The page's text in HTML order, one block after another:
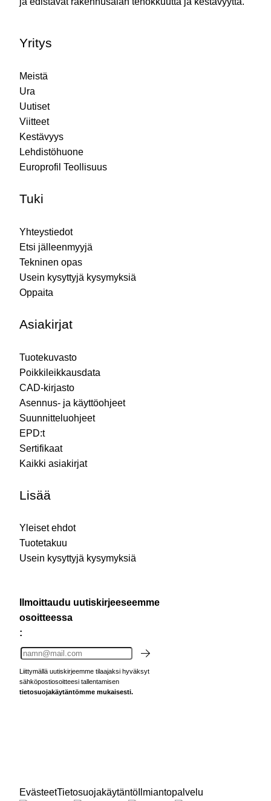
Yritys
Meistä
Ura
Uutiset
Viitteet
Kestävyys
Lehdistöhuone
Europrofil Teollisuus
Tuki
Yhteystiedot
Etsi jälleenmyyjä
Tekninen opas
Usein kysyttyjä kysymyksiä
Oppaita
Asiakirjat
Tuotekuvasto
Poikkileikkausdata
CAD-kirjasto
Asennus- ja käyttöohjeet
Suunnitteluohjeet
EPD:t
Sertifikaat
Kaikki asiakirjat
Lisää
Yleiset ehdot
Tuotetakuu
Usein kysyttyjä kysymyksiä
Ilmoittaudu uutiskirjeeseemme
osoitteessa
:
Liittymällä uutiskirjeemme tilaajaksi hyväksyt
sähköpostiosoitteesi tallentamisen
tietosuojakäytäntömme mukaisesti.
EvästeetTietosuojakäytäntö Ilmiantopalvelu